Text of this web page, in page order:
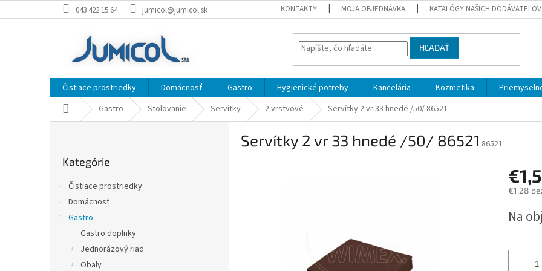
na
043 422 15 64 jumicol@jumicol.sk KONTAKTY MOJA OBJEDNÁVKA KATALÓGY NAŠICH DODÁVATEĽOV
HĽADAŤ
Čistiace prostriedky Domácnosť Gastro Hygienické potreby Kancelária Kozmetika
Domov Gastro Stolovanie Servítky 2 vrstvové Servítky 2 vr 33 hnedé /50/ 86521
kategórie
Kategórie
Čistiace prostriedky
Domácnosť
Gastro
Gastro doplnky
Jednorázový riad
Obaly
Servítky 2 vr 33 hnedé /50/ 86521 86521
€1,28
cena:
Na